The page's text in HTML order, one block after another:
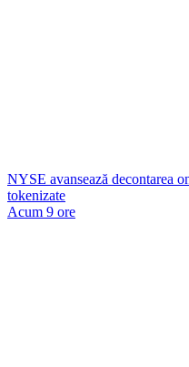
NYSE avansează decontarea
tokenizate
Acum 9 ore